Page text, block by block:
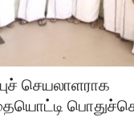
செயலாளராக